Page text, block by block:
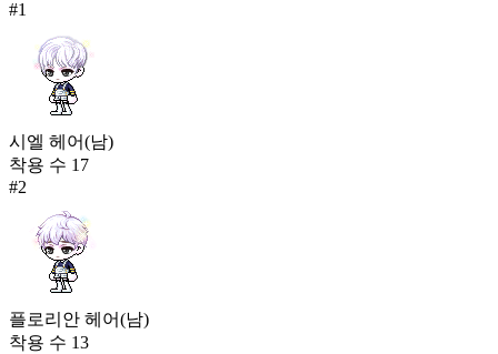
#1
시엘 헤어(남)
착용 수 17
#2
플로리안 헤어(남)
착용 수 13